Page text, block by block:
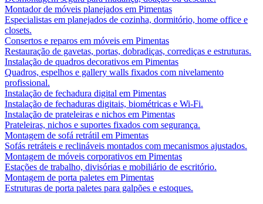
Montador de móveis planejados em Pimentas
Especialistas em planejados de cozinha, dormitório, home office e
closets.
Consertos e reparos em móveis em Pimentas
Restauração de gavetas, portas, dobradiças, corrediças e estruturas.
Instalação de quadros decorativos em Pimentas
Quadros, espelhos e gallery walls fixados com nivelamento
profissional.
Instalação de fechadura digital em Pimentas
Instalação de fechaduras digitais, biométricas e Wi-Fi.
Instalação de prateleiras e nichos em Pimentas
Prateleiras, nichos e suportes fixados com segurança.
Montagem de sofá retrátil em Pimentas
Sofás retráteis e reclináveis montados com mecanismos ajustados.
Montagem de móveis corporativos em Pimentas
Estações de trabalho, divisórias e mobiliário de escritório.
Montagem de porta paletes em Pimentas
Estruturas de porta paletes para galpões e estoques.